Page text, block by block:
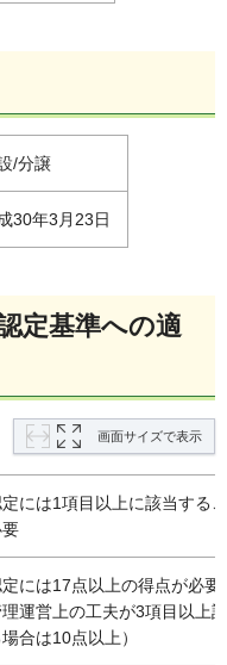
/分譲
30年3月23日
定基準への適
画面サイズで表示
には1項目以上に該当する
には17点以上の得点が必要
理運営上の工夫が3項目以上
合は10点以上）